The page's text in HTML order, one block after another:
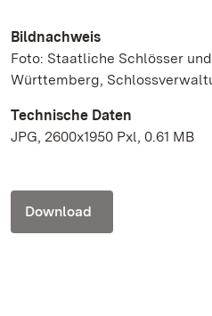
Bildnachweis
Foto: Staatliche Schlösser
Württemberg,
Technische Daten
JPG, 2600x1950 Pxl, 0.61 MB
Download